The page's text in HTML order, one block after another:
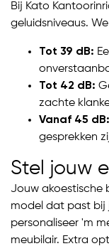
Bij Kato
geluidsniveaus.
Tot 39 dB:
Tot 42 dB:
zachte
Vanaf 45 dB:
gesprekken
Stel jouw
Jouw akoestische
model dat past bij
personaliseer 'm
meubilair. Extra